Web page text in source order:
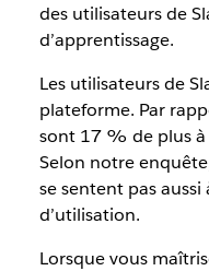
des utilisateurs de
d’apprentissage.
Les utilisateurs de
plateforme. Par
sont 17 % de plus à
Selon notre
se sentent pas aussi
d’utilisation.
Lorsque vous